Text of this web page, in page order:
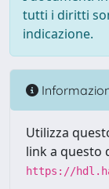
tutti i diritti
indicazione.
Utilizza
link a questo
https://